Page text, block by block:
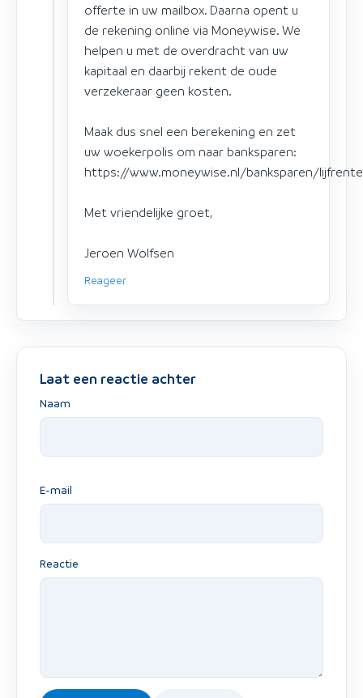
offerte in uw mailbox. Daarna opent u
de rekening online via Moneywise. We
helpen u met de overdracht van uw
kapitaal en daarbij rekent de oude
verzekeraar geen kosten.
Maak dus snel een berekening en zet
uw woekerpolis om naar banksparen:
https://www.moneywise.nl/banksparen/
Met vriendelijke groet,
Jeroen Wolfsen
Reageer
Laat een reactie achter
Naam
E-mail
Reactie